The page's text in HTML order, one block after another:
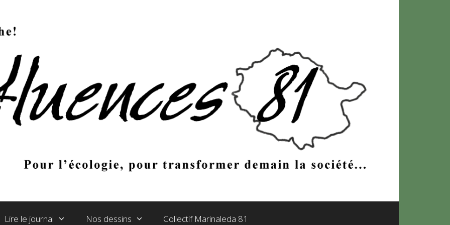
Lire le journal Nos dessins Collectif Marinaleda 81